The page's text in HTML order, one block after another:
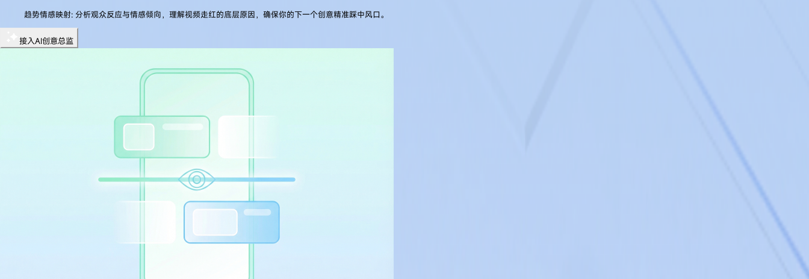
认识你的 AI 创意总监
Navos 创意智能体是面向全球业务扩张的端到端创意工厂。它能帮你深度挖掘爆款趋势、规模化完成素材 A/B 测试、高效产出高冲击力视频广告 —— 彻底告别创意枯竭与经验主义。
Generate
趋势情感映射: 分析观众反应与情感倾向，理解视频走红的底层原因，确保你的下一个创意精准踩中风口。
接入AI创意总监